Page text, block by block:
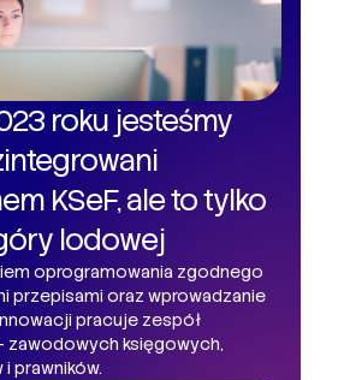
roku jesteśmy
KSeF, ale to tylko
lodowej
oprogramowania zgodnego
przepisami oraz wprowadzanie
pracuje zespół
zawodowych księgowych,
prawników.